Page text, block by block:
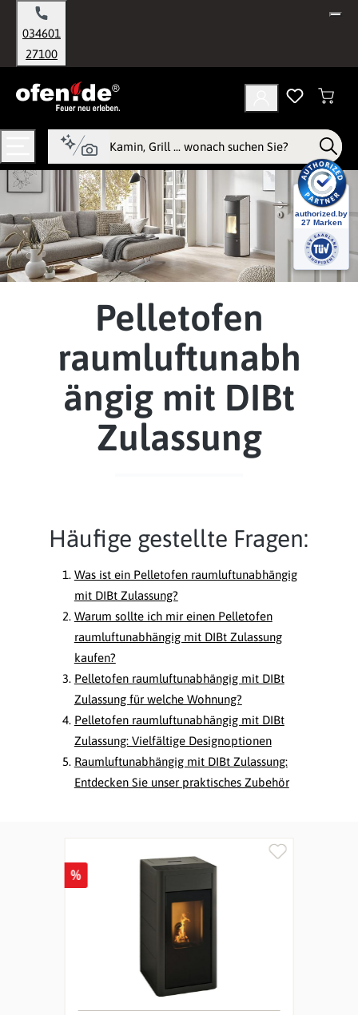
springen
034601
27100
Pelletofen
raumluftunabh
ängig mit DIBt
Zulassung
Häufige gestellte Fragen:
Was ist ein Pelletofen raumluftunabhängig
mit DIBt Zulassung?
Warum sollte ich mir einen Pelletofen
raumluftunabhängig mit DIBt Zulassung
kaufen?
Pelletofen raumluftunabhängig mit DIBt
Zulassung für welche Wohnung?
Pelletofen raumluftunabhängig mit DIBt
Zulassung: Vielfältige Designoptionen
Raumluftunabhängig mit DIBt Zulassung:
Entdecken Sie unser praktisches Zubehör
%